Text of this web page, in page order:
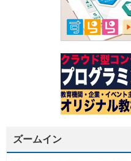
ズームイン